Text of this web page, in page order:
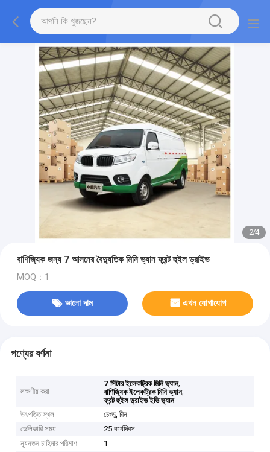
2/4
বাণিজ্যিক জন্য 7 আসনের বৈদ্যুতিক মিনি ভ্যান ফ্রন্ট হুইল ড্রাইভ
MOQ：1
ভালো দাম এখন যোগাযোগ
পণ্যের বর্ণনা
লক্ষণীয় করা
7 সিটার ইলেকট্রিক মিনি ভ্যান,
বাণিজ্যিক ইলেকট্রিক মিনি ভ্যান,
ফ্রন্ট হুইল ড্রাইভ ইভি ভ্যান
উৎপত্তি স্থল
চেংডু, চীন
ডেলিভারি সময়
25 কার্যদিবস
ন্যূনতম চাহিদার পরিমাণ
1